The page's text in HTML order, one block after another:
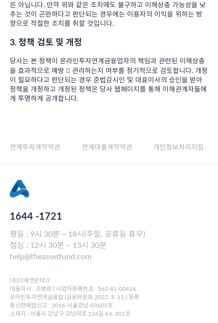
은 아닙니다. 만약 위와 같은 조치에도 불구하고 이해상충 가능성을 낮
추는 것이 곤란하다고 판단되는 경우에는 이용자의 이익을 위하는 방
향으로 적절한 조치를 취할 것입니다.
3. 정책 검토 및 개정
당사는 본 정책이 온라인투자연계금융업자의 책임과 관련된 이해상충
을 효과적으로 예방  관리하는지 여부를 정기적으로 검토합니다. 개정
이 필요하다고 판단되는 경우 준법감시인 및 대표이사의 승인을 받아
정책을 개정하고 개정된 정책은 당사 웹페이지를 통해 이해관계자들에
게 투명하게 공개합니다.
연계투자계약약관 연계대출계약약관 개인정보처리지침
1644 -1721
평일 : 9시 30분 ~ 18시(주말, 공휴일 휴무)
점심 : 12시 30분 ~ 13시 30분
help@theassetfund.com
(주)디에셋핀테크
대표이사 : 조병화 | 사업자등록번호 : 565-81-00414
온라인투자연계금융업 (금융위원회 2022. 5. 11.) 등록
통신판매업신고 : 2016-서울강남-03603호
소재지 : 서울시 강남구 강남대로 126길 63, 301호